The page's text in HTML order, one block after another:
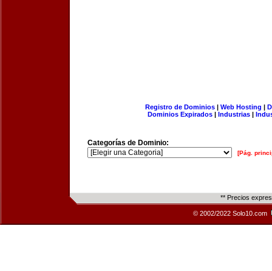
Registro de Dominios| Web Hosting |
Dominios Expirados | Industrias |
Categorías de Dominio:
[Pág.
** Precios
© 2002/2022 Solo10.com